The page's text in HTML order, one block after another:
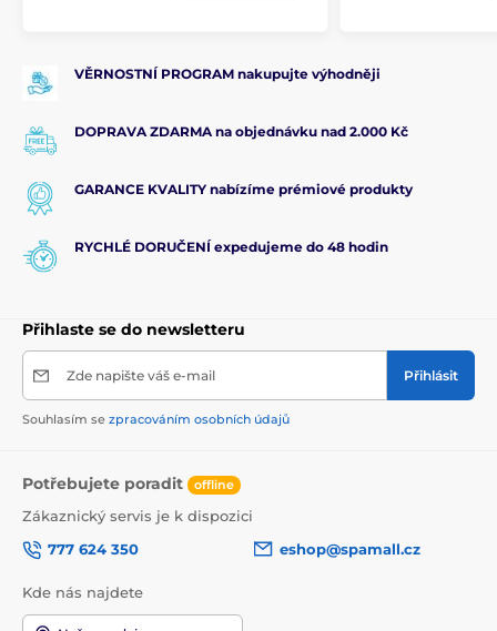
VĚRNOSTNÍ PROGRAM nakupujte výhodněji
DOPRAVA ZDARMA na objednávku nad 2.000 Kč
GARANCE KVALITY nabízíme prémiové produkty
RYCHLÉ DORUČENÍ expedujeme do 48 hodin
Přihlaste se do newsletteru
Zde napište váš e-mail Přihlásit
Souhlasím se zpracováním osobních údajů
Potřebujete poradit offline
Zákaznický servis je k dispozici
777 624 350
eshop@spamall.cz
Kde nás najdete